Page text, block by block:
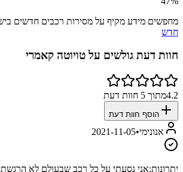
מחפשים מידע מקיף על מסירות רכבים חדשים
חדש
חוות דעת גולשים על טויוטה קאמרי
4.2מתוך 5 חוות דעת
הוסף חוות דעת
אנונימי•
2021-11-05
יתרונות:אני נסעתי על כל רכב שבעולם לא